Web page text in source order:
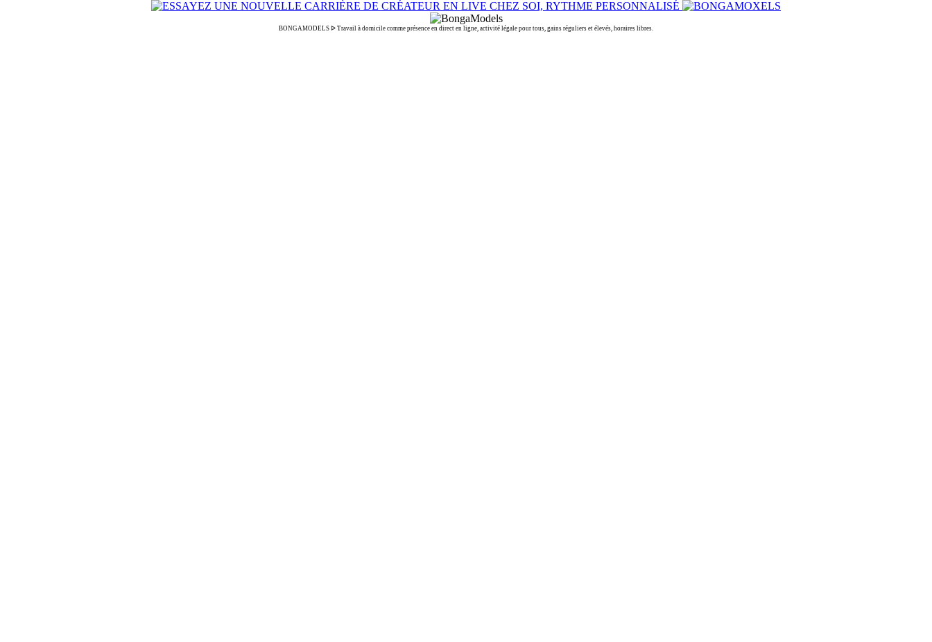
BONGAMODELS ᐉ Travail à domicile comme présence en direct en ligne, activité légale pour tous, gains réguliers et élevés, horaires libres.